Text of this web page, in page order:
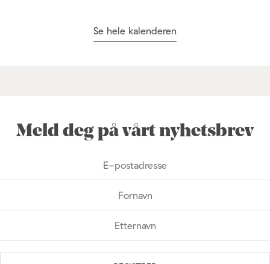
Se hele kalenderen
Meld deg på vårt nyhetsbrev